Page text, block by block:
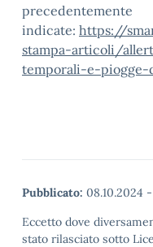
precedentemente
indicate: https://
stampa-articoli/
temporali-e-piogge-
Pubblicato: 08.10.2024 -
Eccetto dove
stato rilasciato sotto